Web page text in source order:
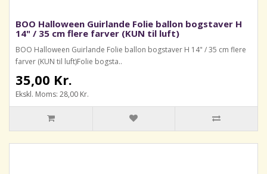
BOO Halloween Guirlande Folie ballon bogstaver H
14" / 35 cm flere farver (KUN til luft)
BOO Halloween Guirlande Folie ballon bogstaver H 14" / 35 cm flere
farver (KUN til luft)Folie bogsta..
35,00 Kr.
Ekskl. Moms: 28,00 Kr.